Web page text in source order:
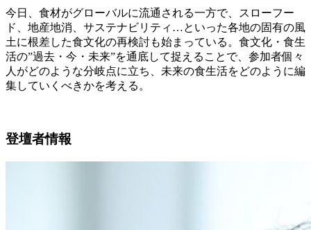
今日、食材がグローバルに流通される一方で、スローフー
ド、地産地消、サステナビリティ…といった各地の固有の風
土に根差した食文化の再検討も始まっている。食文化・食生
活の”過去・今・未来”を通底して捉えることで、参加者個々
人がどのような分岐点に立ち、未来の食生活をどのように編
集していくべきかを考える。
登壇者情報